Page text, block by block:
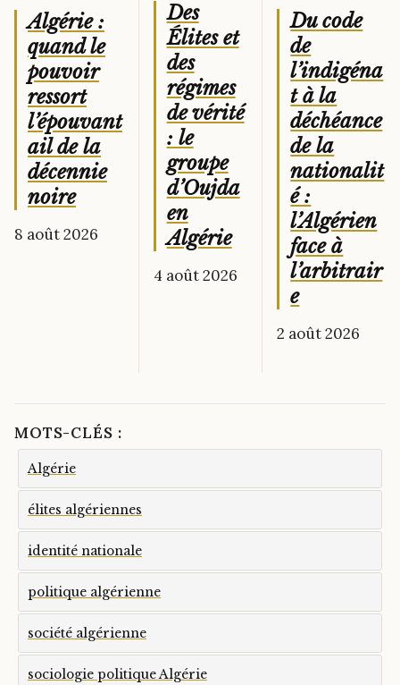
Algérie :
quand le
pouvoir
ressort
l’épouvant
ail de la
décennie
noire
8 août 2026
Des
Élites et
des
régimes
de vérité
: le
groupe
d’Oujda
en
Algérie
4 août 2026
Du code
de
l’indigéna
t à la
déchéance
de la
nationalit
é :
l’Algérien
face à
l’arbitrair
e
2 août 2026
MOTS-CLÉS :
Algérie
élites algériennes
identité nationale
politique algérienne
société algérienne
sociologie politique Algérie